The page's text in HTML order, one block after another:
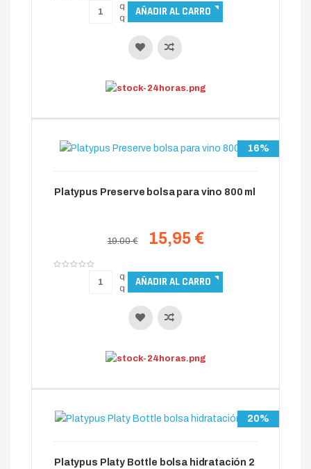
16%
Platypus Preserve bolsa para vino 800 ml
19.00 € 15,95 €
20%
Platypus Platy Bottle bolsa hidratación 2